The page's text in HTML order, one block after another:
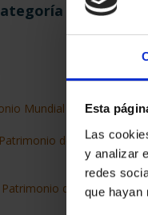
Esta
Las
y analizar
redes
que hayan
Mundial
de la
Patrimonio de la